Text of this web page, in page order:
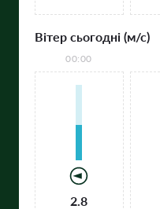
Вітер сьогодні (м/с)
00:00
2.8